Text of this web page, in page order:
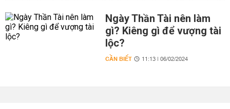
Ngày Thần Tài nên làm
gì? Kiêng gì để vượng tài
lộc?
CẦN BIẾT 11:13 | 06/02/2024